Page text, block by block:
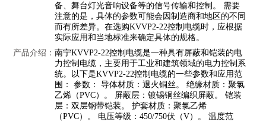
备、舞台灯光音响设备等的信号传输和控制。 需要
注意的是，具体的参数可能会因制造商和地区的不同
而有所差异。在选购KVVP2-22控制电缆时，应根据
实际应用和当地标准来确定具体的规格。
产品介绍：南宁KVVP2-22控制电缆是一种具有屏蔽和铠装的电
力控制电缆，主要用于工业和建筑领域的电力控制系
统。以下是KVVP2-22控制电缆的一些参数和应用范
围： 参数： 导体材质：退火铜丝。 绝缘材质：聚氯
乙烯（PVC）。 屏蔽层：镀锡铜丝编织屏蔽。 铠装
层：双层钢带铠装。 护套材质：聚氯乙烯
（PVC）。 电压等级：450/750伏（V）。 温度范